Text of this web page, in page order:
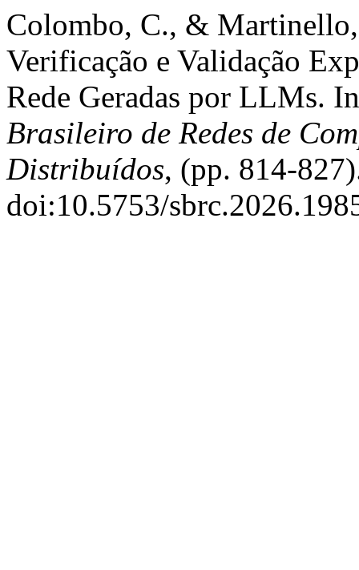
Colombo, C., &
Verificação e Validação
Rede Geradas por LLMs.
Brasileiro de Redes de
Distribuídos, (pp. 814-
doi:10.5753/